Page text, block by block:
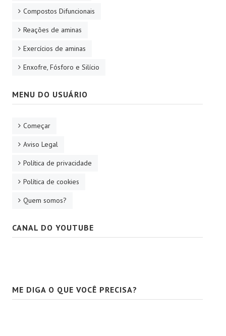
Compostos Difuncionais
Reações de aminas
Exercícios de aminas
Enxofre, Fósforo e Silício
MENU DO USUÁRIO
Começar
Aviso Legal
Política de privacidade
Política de cookies
Quem somos?
CANAL DO YOUTUBE
ME DIGA O QUE VOCÊ PRECISA?